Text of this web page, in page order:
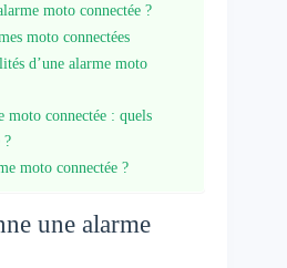
moto connectée ?
moto connectées
d’une alarme moto
connectée : quels
?
moto connectée ?
une alarme